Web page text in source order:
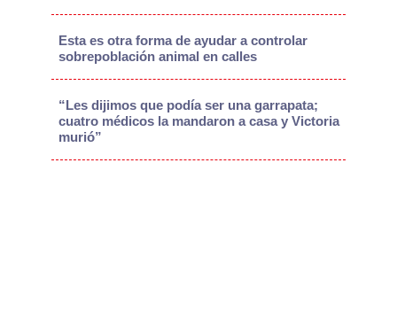
Esta es otra forma de ayudar a controlar
sobrepoblación animal en calles
“Les dijimos que podía ser una garrapata;
cuatro médicos la mandaron a casa y Victoria
murió”